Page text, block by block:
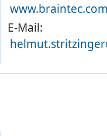
www.braintec.com
E-Mail: